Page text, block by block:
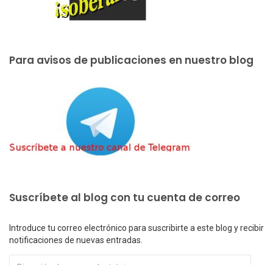
Para avisos de publicaciones en nuestro blog
Suscríbete al blog con tu cuenta de correo
Introduce tu correo electrónico para suscribirte a este blog y recibir
notificaciones de nuevas entradas.